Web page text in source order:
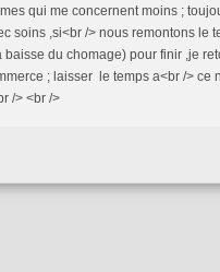
qui me concernent moins ;
soins ,si<br /> nous remontons le
baisse du chomage) pour finir ,je
; laisser le temps a<br /> ce
/> <br />